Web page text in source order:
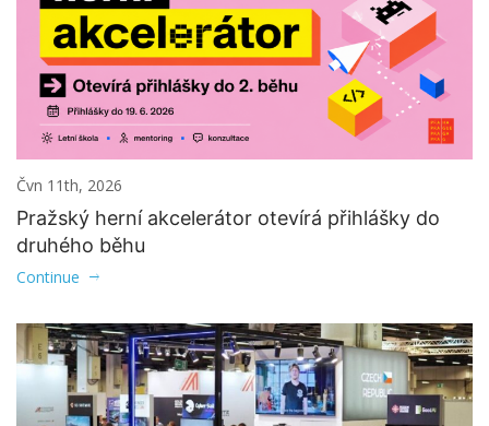
Čvn 11th, 2026
Pražský herní akcelerátor otevírá přihlášky do
druhého běhu
Continue